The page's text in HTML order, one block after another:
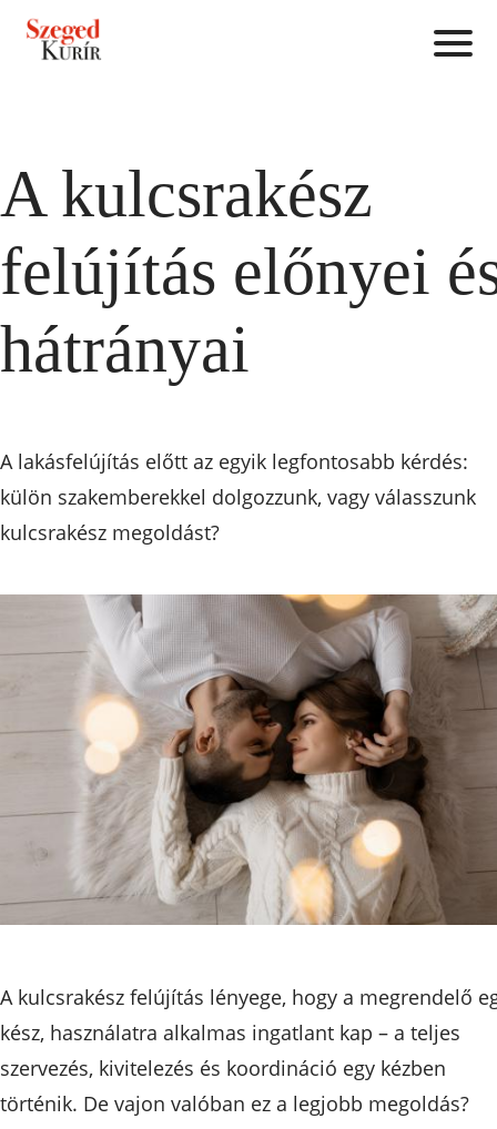
A kulcsrakész
felújítás előnyei
hátrányai
A lakásfelújítás előtt az egyik legfontosabb kérdés:
külön szakemberekkel dolgozzunk, vagy válasszunk
kulcsrakész megoldást?
A kulcsrakész felújítás lényege, hogy a megrendelő
kész, használatra alkalmas ingatlant kap – a teljes
szervezés, kivitelezés és koordináció egy kézben
történik. De vajon valóban ez a legjobb megoldás?